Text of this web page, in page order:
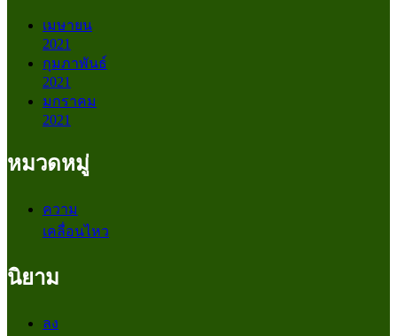
เมษายน
2021
กุมภาพันธ์
2021
มกราคม
2021
หมวดหมู่
ความ
เคลื่อนไหว
นิยาม
ลง